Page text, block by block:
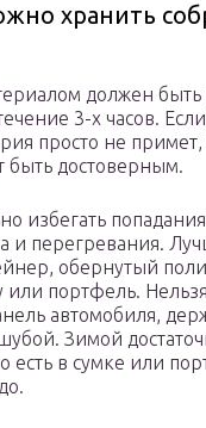
хранить
должен быть
3-х часов.
просто не примет,
быть достоверным.
избегать
и перегревания.
обернутый
или портфель. Нельзя
автомобиля,
Зимой
есть в сумке или